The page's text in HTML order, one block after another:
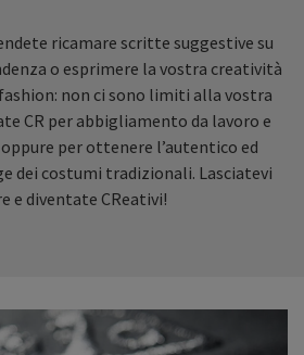
ricamare scritte suggestive su
o esprimere la vostra creatività
non ci sono limiti alla vostra
CR per abbigliamento da lavoro e
per ottenere l’autentico ed
dei costumi tradizionali. Lasciatevi
e diventate CReativi!